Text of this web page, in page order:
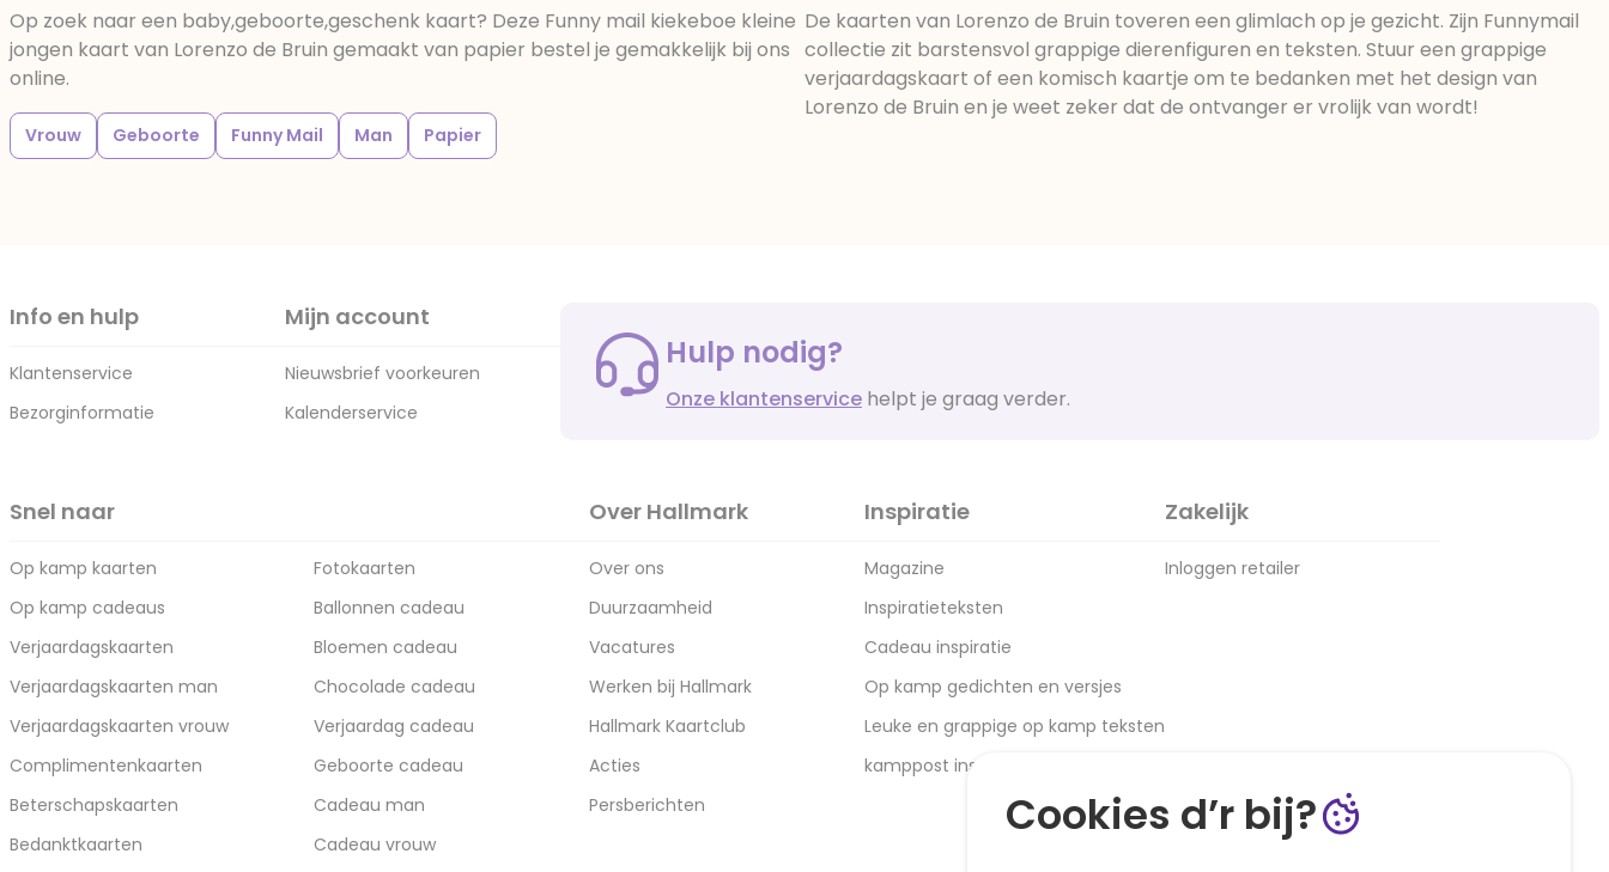
Op zoek naar een baby,geboorte,geschenk kaart? Deze Funny mail kiekeboe kleine
jongen kaart van Lorenzo de Bruin gemaakt van papier bestel je gemakkelijk bij ons
online.
Vrouw Geboorte Funny Mail Man Papier
De kaarten van Lorenzo de Bruin toveren een glimlach op je gezicht. Zijn Funnymail
collectie zit barstensvol grappige dierenfiguren en teksten. Stuur een grappige
verjaardagskaart of een komisch kaartje om te bedanken met het design van
Lorenzo de Bruin en je weet zeker dat de ontvanger er vrolijk van wordt!
Info en hulp
Klantenservice
Bezorginformatie
Mijn account
Nieuwsbrief voorkeuren
Kalenderservice
Hulp nodig?
Onze klantenservice helpt je graag verder.
Snel naar
Op kamp kaarten
Op kamp cadeaus
Verjaardagskaarten
Verjaardagskaarten man
Verjaardagskaarten vrouw
Complimentenkaarten
Beterschapskaarten
Bedanktkaarten
Fotokaarten
Ballonnen cadeau
Bloemen cadeau
Chocolade cadeau
Verjaardag cadeau
Geboorte cadeau
Cadeau man
Cadeau vrouw
Over Hallmark
Over ons
Duurzaamheid
Vacatures
Werken bij Hallmark
Hallmark Kaartclub
Acties
Persberichten
Inspiratie
Magazine
Inspiratieteksten
Cadeau inspiratie
Op kamp gedichten en versjes
Leuke en grappige op kamp teksten
kamppost inspiratie
Zakelijk
Inloggen retailer
Cookies d’r bij?